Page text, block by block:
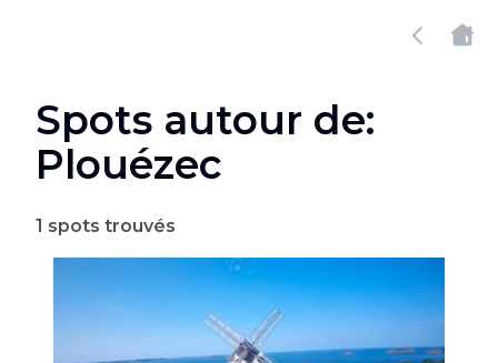
Spots autour de:
Plouézec
1 spots trouvés